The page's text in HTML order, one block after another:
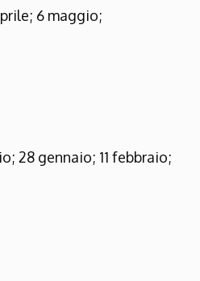
6 maggio;
28 gennaio; 11 febbraio;